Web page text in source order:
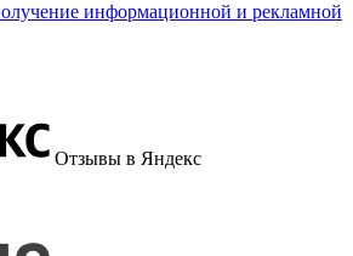
информационной и рекламной
Отзывы в Яндекс